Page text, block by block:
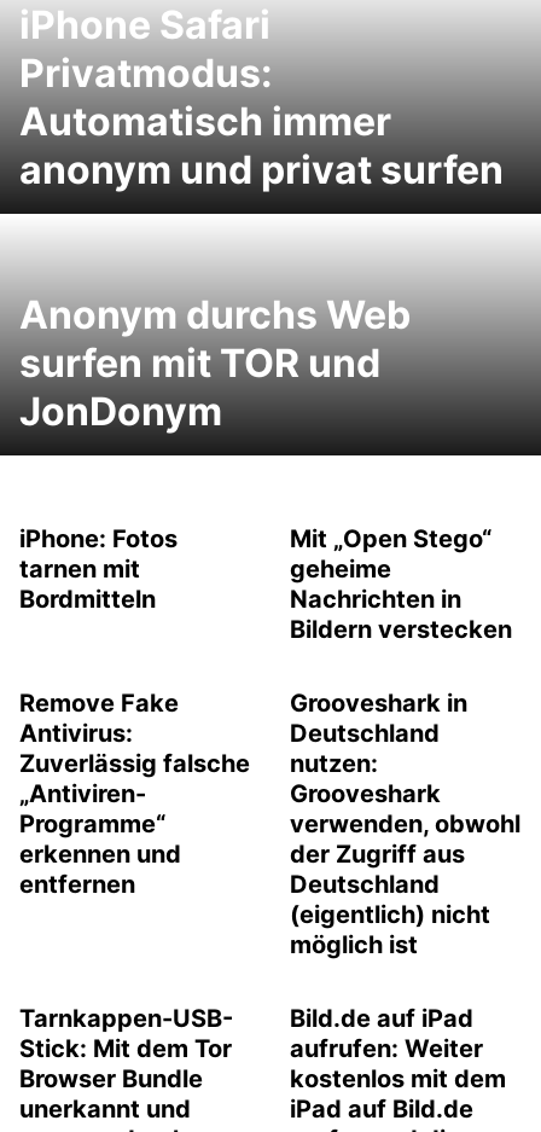
iPhone Safari
Privatmodus:
Automatisch immer
anonym und privat surfen
Anonym durchs Web
surfen mit TOR und
JonDonym
iPhone: Fotos
tarnen mit
Bordmitteln
Mit „Open Stego“
geheime
Nachrichten in
Bildern verstecken
Remove Fake
Antivirus:
Zuverlässig falsche
„Antiviren-
Programme“
erkennen und
entfernen
Grooveshark in
Deutschland
nutzen:
Grooveshark
verwenden, obwohl
der Zugriff aus
Deutschland
(eigentlich) nicht
möglich ist
Tarnkappen-USB-
Stick: Mit dem Tor
Browser Bundle
unerkannt und
Bild.de auf iPad
aufrufen: Weiter
kostenlos mit dem
iPad auf Bild.de